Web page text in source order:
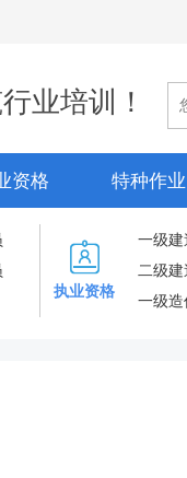
业培训！
资格 特种作业
执业资格
一级
二级
一级